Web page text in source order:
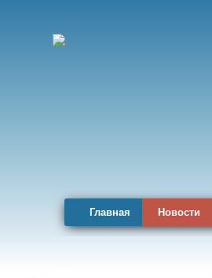
Главная Новости